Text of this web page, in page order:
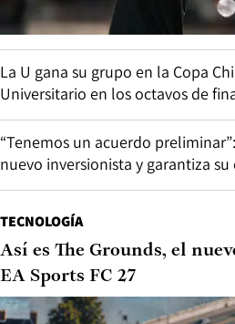
La U gana su grupo en la Copa
Universitario en los octavos de
“Tenemos un acuerdo
nuevo inversionista y garantiza
TECNOLOGÍA
Así es The Grounds, el
EA Sports FC 27